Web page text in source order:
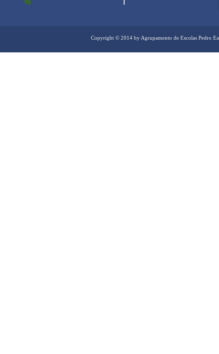
Copyright © 2014 by Agrupamento de Escolas Pedro